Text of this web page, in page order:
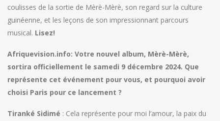
coulisses de la sortie de Mèrè-Mèrè, son regard sur la culture
guinéenne, et les leçons de son impressionnant parcours
musical. Lisez!
Afriquevision.info: Votre nouvel album, Mèrè-Mèrè,
sortira officiellement le samedi 9 décembre 2024. Que
représente cet événement pour vous, et pourquoi avoir
choisi Paris pour ce lancement ?
Tiranké Sidimé : Cela représente pour moi l’amour, la paix du